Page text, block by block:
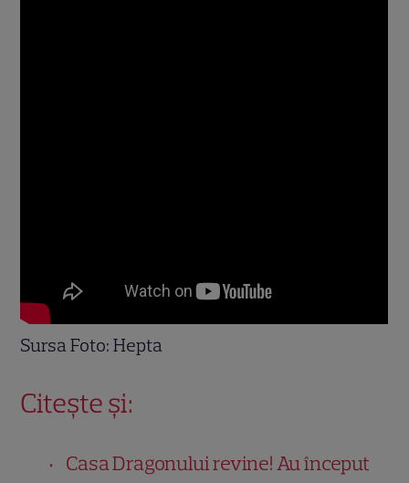
Sursa Foto: Hepta
Citește și:
Casa Dragonului revine! Au început